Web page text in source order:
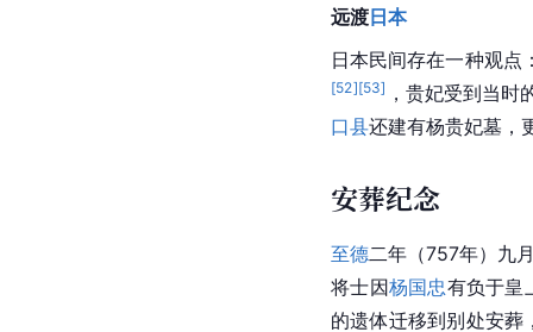
远渡日本
日本民间存在一种观点
[52][53] ，贵妃受到当
口县还建有杨贵妃墓 ，
安葬纪念
至德二年（757年）九
将士因杨国忠有负于皇
的遗体迁移到别处安葬